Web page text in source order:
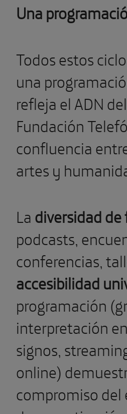
Una
Todos estos
una
refleja el ADN
Fundación
confluencia
artes y
Ladiversidad
podcasts,
conferencias,
accesibilidad
programación
interpretación
signos,
online)
compromiso del